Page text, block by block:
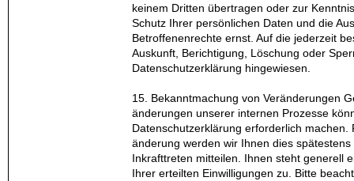
keinem Dritten übertragen oder zur
Schutz Ihrer persönlichen Daten und die
Betroffenenrechte ernst. Auf die jederzeit
Auskunft, Berichtigung, Löschung oder
Datenschutzerklärung hingewiesen.
15. Bekanntmachung von Veränderungen
änderungen unserer internen Prozesse
Datenschutzerklärung erforderlich
änderung werden wir Ihnen dies
Inkrafttreten mitteilen. Ihnen steht generell
Ihrer erteilten Einwilligungen zu. Bitte